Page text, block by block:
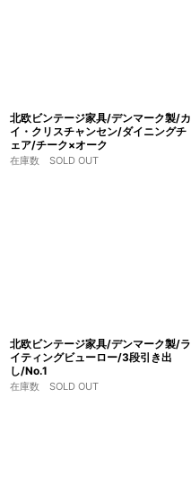
北欧ビンテージ家具/デンマーク製/カ
イ・クリスチャンセン/ダイニングチ
ェア/チーク×オーク
在庫数 SOLD OUT
北欧ビンテージ家具/デンマーク製/ラ
イティングビューロー/3段引き出
し/No.1
在庫数 SOLD OUT